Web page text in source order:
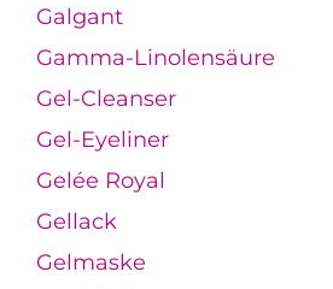
Galgant
Gamma-Linolensäure
Gel-Cleanser
Gel-Eyeliner
Gelée Royal
Gellack
Gelmaske